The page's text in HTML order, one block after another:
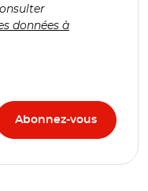
données à